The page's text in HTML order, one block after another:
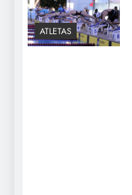
ATLETAS